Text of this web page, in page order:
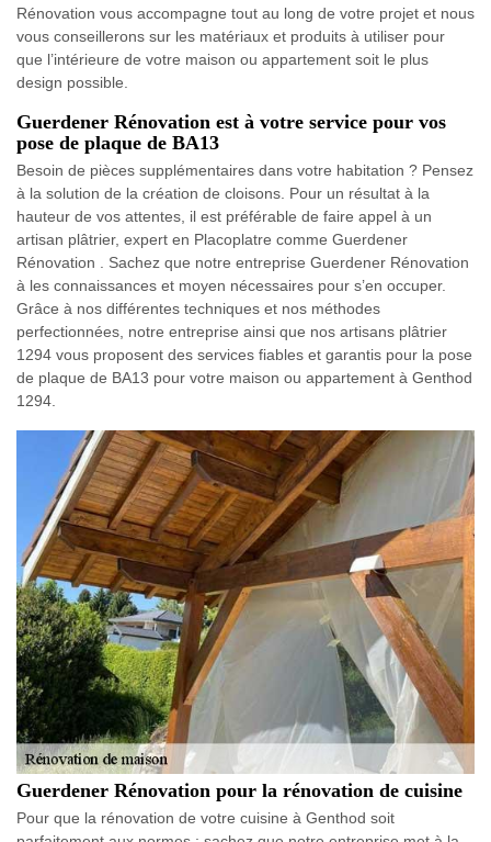
Rénovation vous accompagne tout au long de votre projet et nous
vous conseillerons sur les matériaux et produits à utiliser pour
que l’intérieure de votre maison ou appartement soit le plus
design possible.
Guerdener Rénovation est à votre service pour vos
pose de plaque de BA13
Besoin de pièces supplémentaires dans votre habitation ? Pensez
à la solution de la création de cloisons. Pour un résultat à la
hauteur de vos attentes, il est préférable de faire appel à un
artisan plâtrier, expert en Placoplatre comme Guerdener
Rénovation . Sachez que notre entreprise Guerdener Rénovation
à les connaissances et moyen nécessaires pour s’en occuper.
Grâce à nos différentes techniques et nos méthodes
perfectionnées, notre entreprise ainsi que nos artisans plâtrier
1294 vous proposent des services fiables et garantis pour la pose
de plaque de BA13 pour votre maison ou appartement à Genthod
1294.
Guerdener Rénovation pour la rénovation de cuisine
Pour que la rénovation de votre cuisine à Genthod soit